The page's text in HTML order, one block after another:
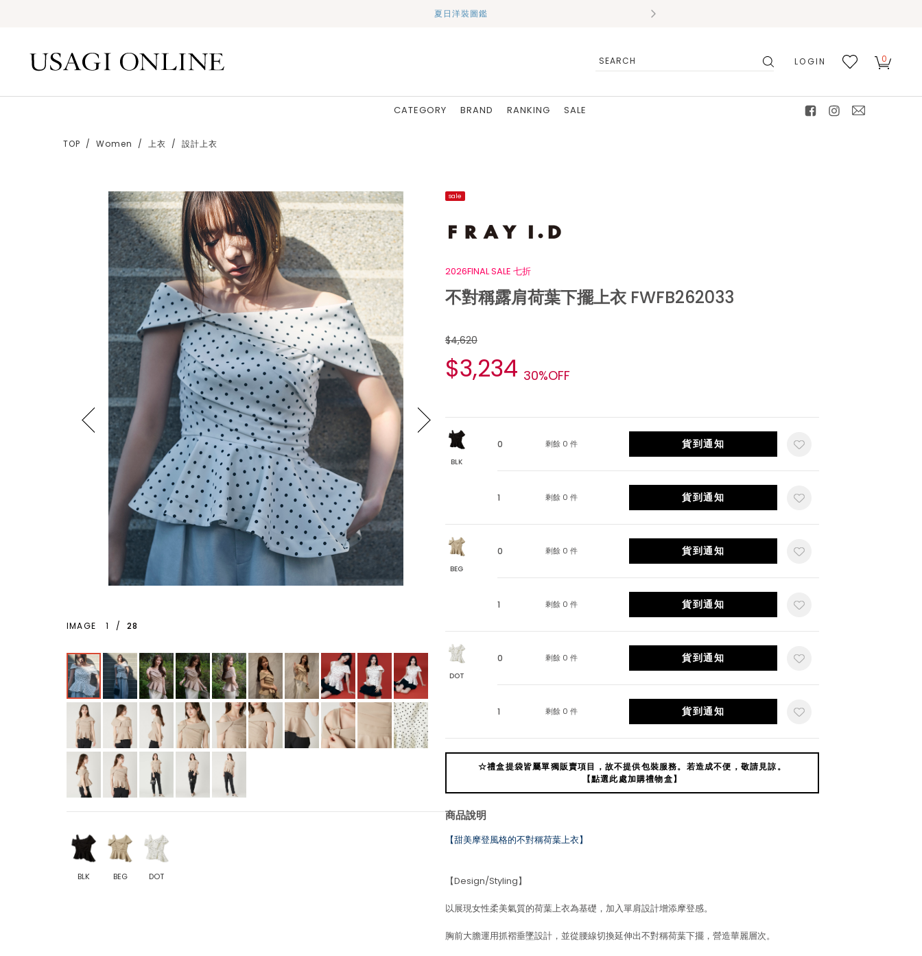
夏日洋裝圖鑑
LOGIN 0
CATEGORY BRAND RANKING
SALE
TOP Women 上衣 設計上衣
IMAGE 1 / 28
BLK BEG DOT
sale
2026FINAL SALE 七折
不對稱露肩荷葉下擺上衣 FWFB262033
$4,620
$3,234 30%OFF
BLK
0 剩餘 0 件 貨到通知
1 剩餘 0 件 貨到通知
BEG
0 剩餘 0 件 貨到通知
1 剩餘 0 件 貨到通知
DOT
0 剩餘 0 件 貨到通知
1 剩餘 0 件 貨到通知
☆禮盒提袋皆屬單獨販賣項目，故不提供包裝服務。若造成不便，敬請見諒。
【點選此處加購禮物盒】
商品說明
【甜美摩登風格的不對稱荷葉上衣】
【Design/Styling】
以展現女性柔美氣質的荷葉上衣為基礎，加入單肩設計增添摩登感。
胸前大膽運用抓褶垂墜設計，並從腰線切換延伸出不對稱荷葉下擺，營造華麗層次。